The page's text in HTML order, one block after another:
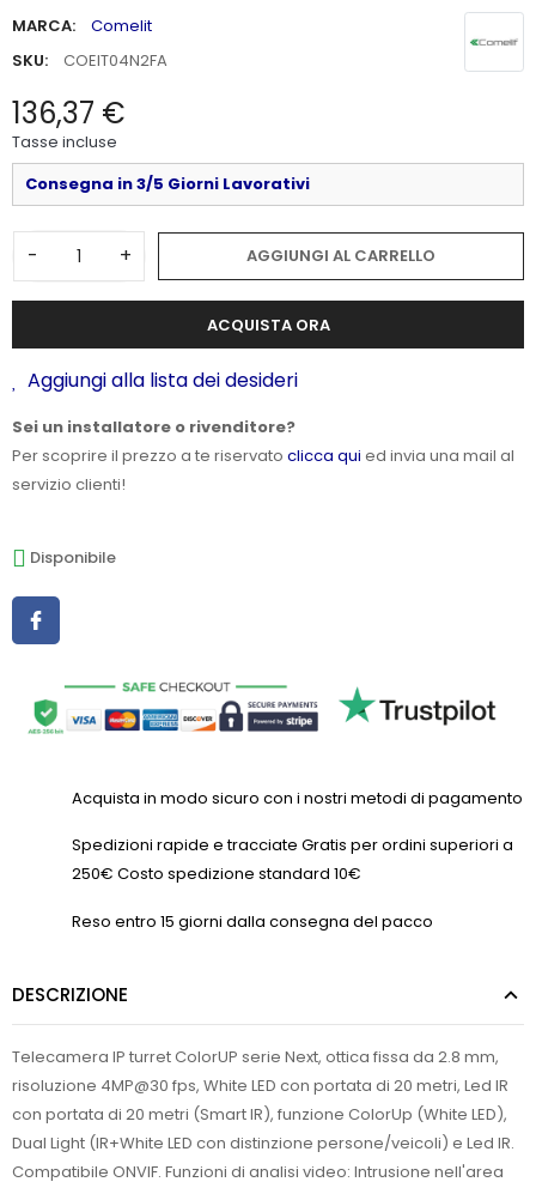
MARCA:
Comelit
SKU:
COEIT04N2FA
136,37 €
Tasse incluse
Consegna in 3/5 Giorni Lavorativi
- + AGGIUNGI AL CARRELLO
ACQUISTA ORA
Aggiungi alla lista dei desideri
Sei un installatore o rivenditore?
Per scoprire il prezzo a te riservato clicca qui ed invia una mail al
servizio clienti!
Disponibile
Acquista in modo sicuro con i nostri metodi di pagamento
Spedizioni rapide e tracciate Gratis per ordini superiori a
250€ Costo spedizione standard 10€
Reso entro 15 giorni dalla consegna del pacco
DESCRIZIONE
Telecamera IP turret ColorUP serie Next, ottica fissa da 2.8 mm,
risoluzione 4MP@30 fps, White LED con portata di 20 metri, Led IR
con portata di 20 metri (Smart IR), funzione ColorUp (White LED),
Dual Light (IR+White LED con distinzione persone/veicoli) e Led IR.
Compatibile ONVIF. Funzioni di analisi video: Intrusione nell'area